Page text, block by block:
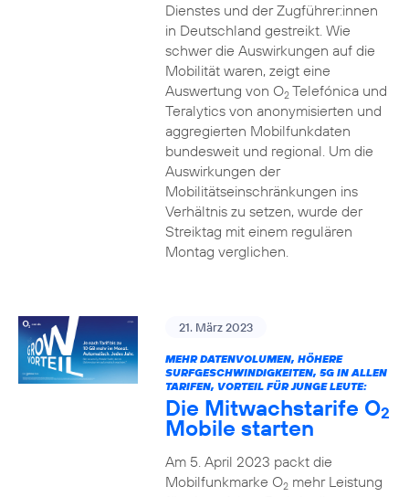
Dienstes und der Zugführer:innen
in Deutschland gestreikt. Wie
schwer die Auswirkungen auf die
Mobilität waren, zeigt eine
Auswertung von O2Telefónica und
Teralytics von anonymisierten und
aggregierten Mobilfunkdaten
bundesweit und regional. Um die
Auswirkungen der
Mobilitätseinschränkungen ins
Verhältnis zu setzen, wurde der
Streiktag mit einem regulären
Montag verglichen.
21. März 2023
MEHR DATENVOLUMEN, HÖHERE
SURFGESCHWINDIGKEITEN, 5G IN ALLEN
TARIFEN, VORTEIL FÜR JUNGE LEUTE:
Die Mitwachstarife O2
Mobile starten
Am 5. April 2023 packt die
Mobilfunkmarke O2mehr Leistung